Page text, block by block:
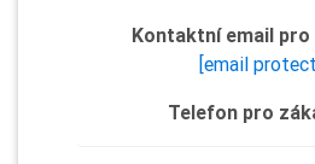
Kontaktní email pro
[email
Telefon pro